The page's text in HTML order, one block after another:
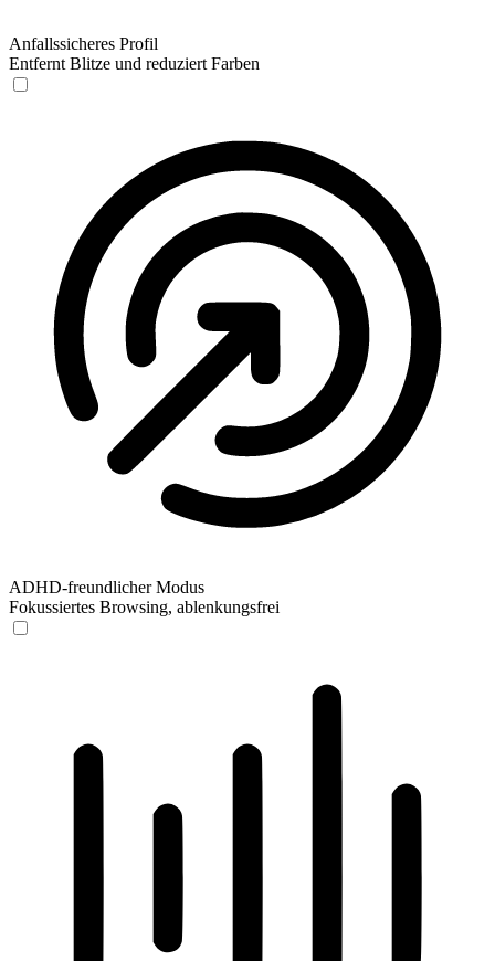
Anfallssicheres Profil
Entfernt Blitze und reduziert Farben
ADHD-freundlicher Modus
Fokussiertes Browsing, ablenkungsfrei